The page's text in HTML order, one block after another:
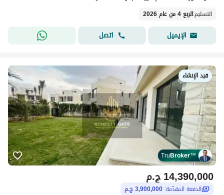
التسليم:الربع 4 من عام 2026
الإيميل اتصل
قيد الإنشاء
TruBroker™
ج.م14,390,000
الدفعة المقدّمة: 3,900,000 ج.م